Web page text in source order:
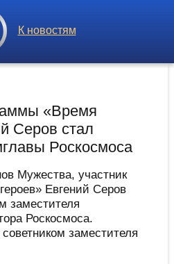
К новостям
«Время
Серов стал
Роскосмоса
Мужества, участник
Евгений Серов
заместителя
Роскосмоса.
заместителя